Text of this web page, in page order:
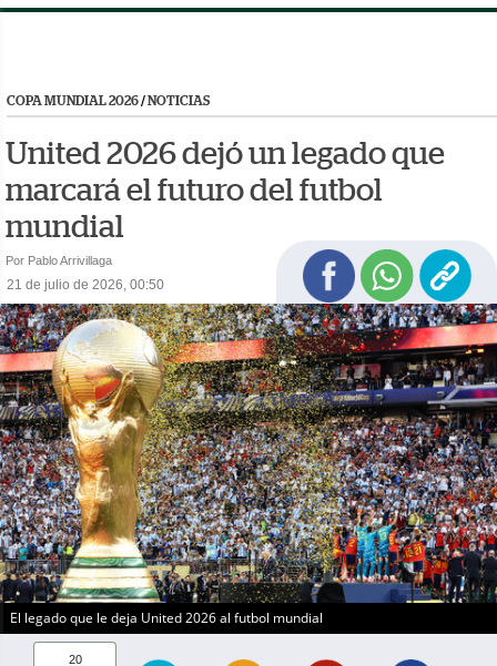
COPA MUNDIAL 2026/NOTICIAS
United 2026 dejó un legado que
marcará el futuro del futbol
mundial
Por Pablo Arrivillaga
21 de julio de 2026, 00:50
El legado que le deja United 2026 al futbol mundial
20